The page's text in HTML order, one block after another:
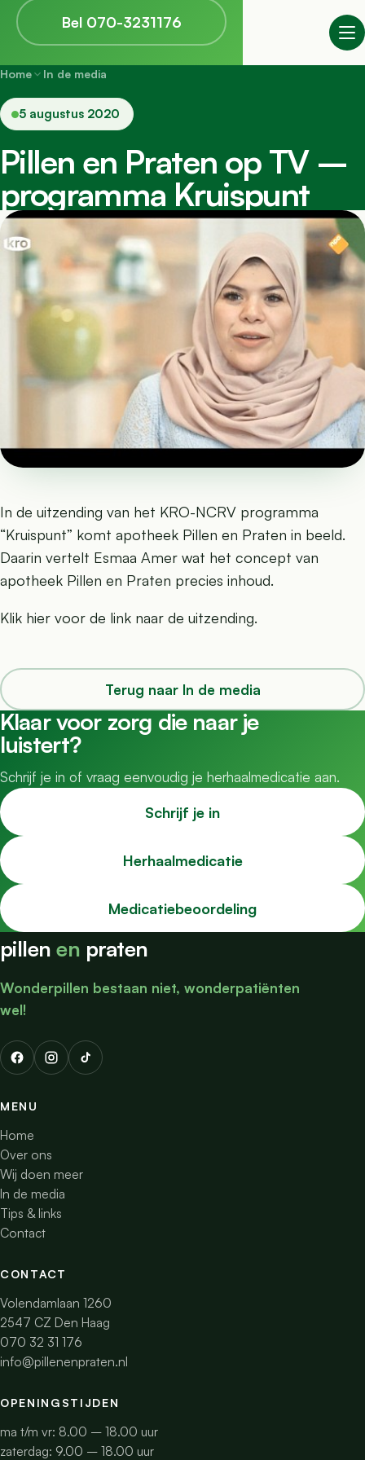
Bel 070-3231176
Home In de media
5 augustus 2020
Pillen en Praten op TV –
programma Kruispunt
In de uitzending van het KRO-NCRV programma
“Kruispunt” komt apotheek Pillen en Praten in beeld.
Daarin vertelt Esmaa Amer wat het concept van
apotheek Pillen en Praten precies inhoud.
Klik hier voor de link naar de uitzending.
Terug naar In de media
Klaar voor zorg die naar je
luistert?
Schrijf je in of vraag eenvoudig je herhaalmedicatie aan.
Schrijf je in
Herhaalmedicatie
Medicatiebeoordeling
pillenen praten
Wonderpillen bestaan niet, wonderpatiënten
wel!
MENU
Home
Over ons
Wij doen meer
In de media
Tips & links
Contact
CONTACT
Volendamlaan 1260
2547 CZ Den Haag
070 32 31 176
info@pillenenpraten.nl
OPENINGSTIJDEN
ma t/m vr: 8.00 – 18.00 uur
zaterdag: 9.00 – 18.00 uur